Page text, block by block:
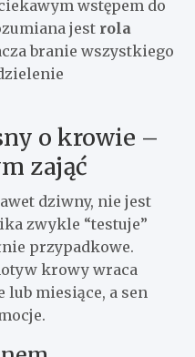
wstępem do
jest rola
branie wszystkiego
o krowie –
zająć
dziwny, nie jest
zwykle “testuje”
przypadkowe.
krowy wraca
miesiące, a sen